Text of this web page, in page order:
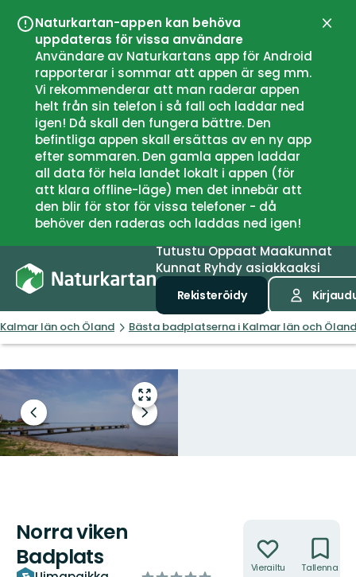
Naturkartan-appen kan behöva
uppdateras för vissa användare
Användare av Naturkartans app för Android
rapporterar i sommar att appen är seg mm.
Vi rekommenderar att man raderar appen
helt från sin telefon i så fall och laddar ned
igen! Då skall den fungera bättre. Den
befintliga appen skall ersättas av en ny app
efter sommaren. Den gamla appen laddar
all data för hela landet lokalt i appen (för
att klara offline-läge) men det innebär att
den blir för stor för vissa telefoner - då
behöver den raderas och laddas ned igen!
Sulje
TutustuOppaatMaakunnat
Kunnat Ryhdy asiakkaaksi
Rekisteröidy
Kalmar län och Öland Bästa badplatserna i Kalmar län och Öland
Siirry
koko
näytön
alueelle
Edellinen
dia
Seuraava
Norra viken
Badplats
Vierailtu Tallenna